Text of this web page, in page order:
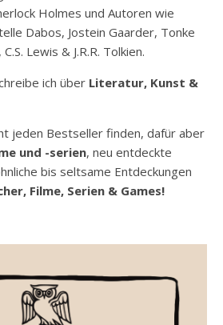
Holmes und Autoren wie
Dabos, Jostein Gaarder, Tonke
Lewis & J.R.R. Tolkien.
ich über Literatur, Kunst &
jeden Bestseller finden, dafür aber
und -serien, neu entdeckte
bis seltsame Entdeckungen
Filme, Serien & Games!